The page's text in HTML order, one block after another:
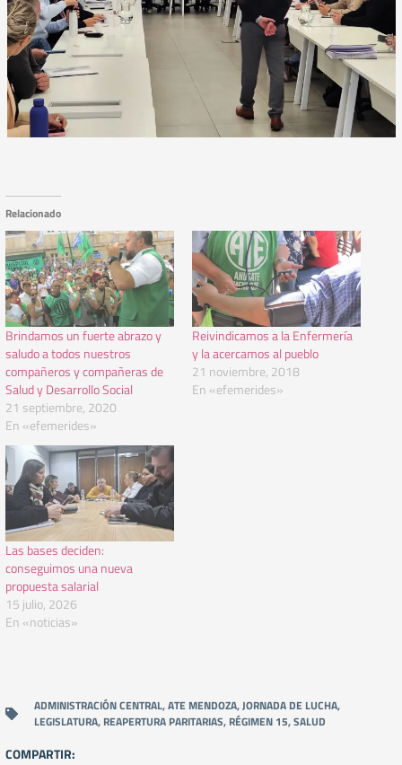
Relacionado
Brindamos un fuerte abrazo y
saludo a todos nuestros
compañeros y compañeras de
Salud y Desarrollo Social
21 septiembre, 2020
En «efemerides»
Reivindicamos a la Enfermería
y la acercamos al pueblo
21 noviembre, 2018
En «efemerides»
Las bases deciden:
conseguimos una nueva
propuesta salarial
15 julio, 2026
En «noticias»
ADMINISTRACIÓN CENTRAL,ATE MENDOZA,JORNADA DE LUCHA,
LEGISLATURA, REAPERTURA PARITARIAS, RÉGIMEN 15,SALUD
COMPARTIR: